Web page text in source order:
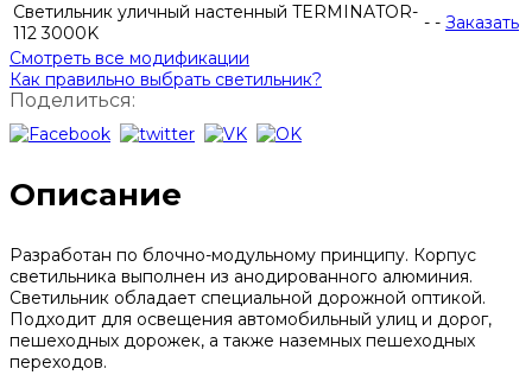
Светильник уличный настенный TERMINATOR-
112 3000K
- - Заказать
Смотреть все модификации
Как правильно выбрать светильник?
Поделиться:
Описание
Разработан по блочно-модульному принципу. Корпус
светильника выполнен из анодированного алюминия.
Светильник обладает специальной дорожной оптикой.
Подходит для освещения автомобильный улиц и дорог,
пешеходных дорожек, а также наземных пешеходных
переходов.